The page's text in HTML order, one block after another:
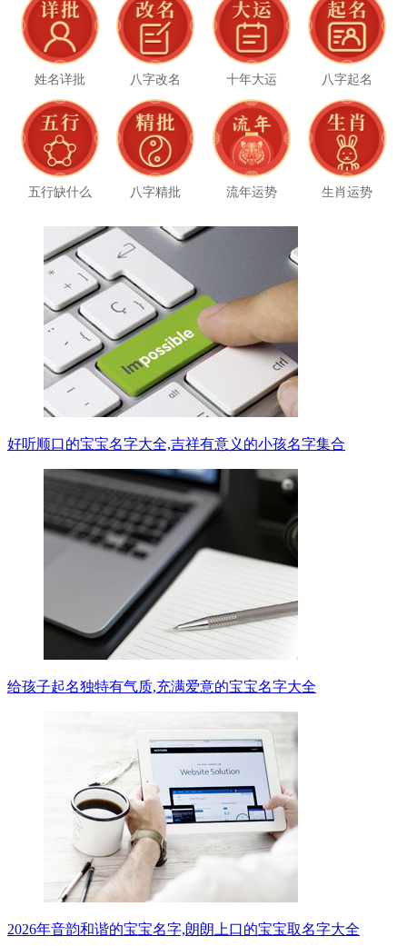
姓名详批 八字改名 十年大运 八字起名
五行缺什么 八字精批 流年运势 生肖运势
好听顺口的宝宝名字大全,吉祥有意义的小孩名字集合
给孩子起名独特有气质,充满爱意的宝宝名字大全
2026年音韵和谐的宝宝名字,朗朗上口的宝宝取名字大全